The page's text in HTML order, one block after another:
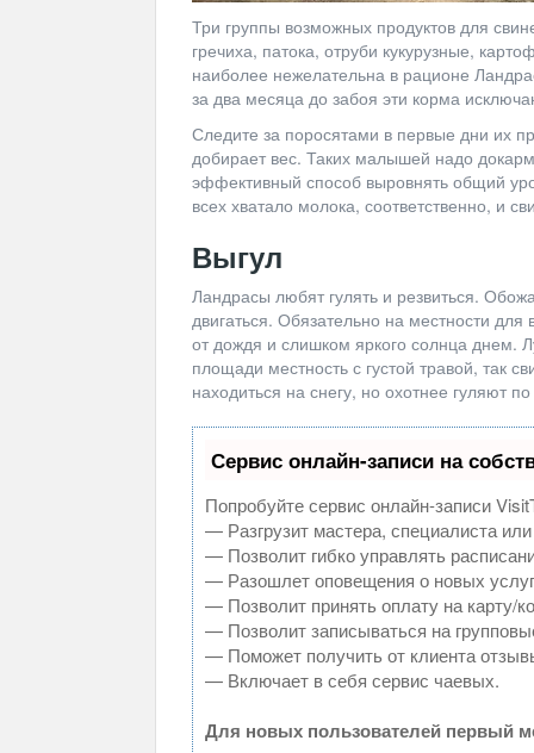
Три группы возможных продуктов для
гречиха, патока, отруби кукурузные,
наиболее нежелательна в рационе
за два месяца до забоя эти корма
Следите за поросятами в первые дни их
добирает вес. Таких малышей надо
эффективный способ выровнять общий
всех хватало молока, соответственно, и
Выгул
Ландрасы любят гулять и резвиться.
двигаться. Обязательно на местности
от дождя и слишком яркого солнца днем.
площади местность с густой травой, так
находиться на снегу, но охотнее гуляют
Сервис онлайн-записи на
Попробуйте сервис онлайн-записи
— Разгрузит мастера, специалиста
— Позволит гибко управлять
— Разошлет оповещения о новых
— Позволит принять оплату на карту/
— Позволит записываться на
— Поможет получить от клиента
— Включает в себя сервис чаевых.
Для новых пользователей первый